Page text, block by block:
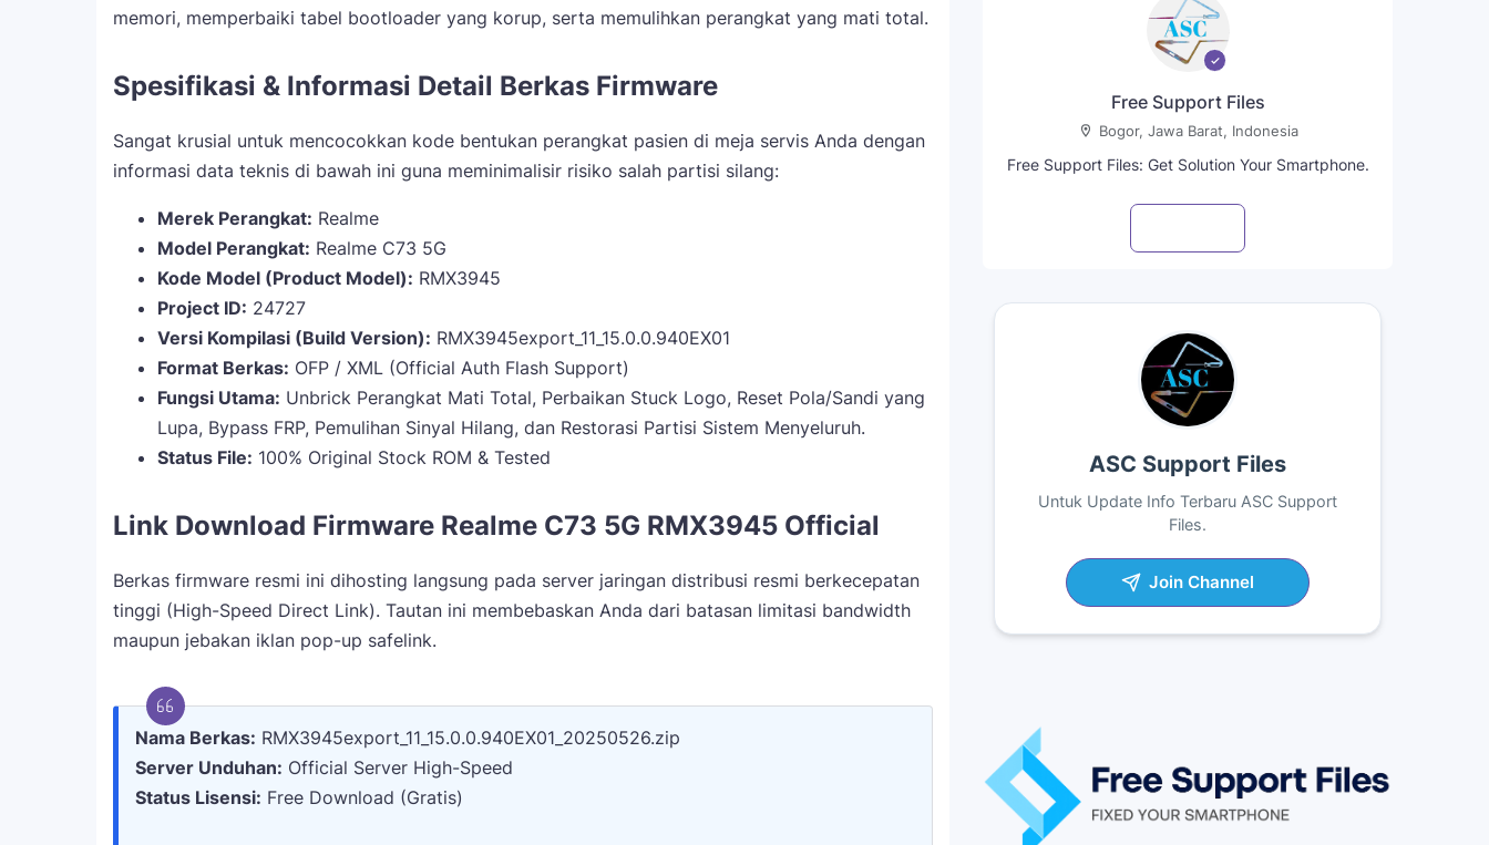
memori, memperbaiki tabel bootloader yang korup, serta memulihkan perangkat yang mati total.
Spesifikasi & Informasi Detail Berkas Firmware
Sangat krusial untuk mencocokkan kode bentukan perangkat pasien di meja servis Anda dengan
informasi data teknis di bawah ini guna meminimalisir risiko salah partisi silang:
Merek Perangkat: Realme
Model Perangkat: Realme C73 5G
Kode Model (Product Model): RMX3945
Project ID: 24727
Versi Kompilasi (Build Version): RMX3945export_11_15.0.0.940EX01
Format Berkas: OFP / XML (Official Auth Flash Support)
Fungsi Utama: Unbrick Perangkat Mati Total, Perbaikan Stuck Logo, Reset Pola/Sandi yang
Lupa, Bypass FRP, Pemulihan Sinyal Hilang, dan Restorasi Partisi Sistem Menyeluruh.
Status File: 100% Original Stock ROM & Tested
Link Download Firmware Realme C73 5G RMX3945 Official
Berkas firmware resmi ini dihosting langsung pada server jaringan distribusi resmi berkecepatan
tinggi (High-Speed Direct Link). Tautan ini membebaskan Anda dari batasan limitasi bandwidth
maupun jebakan iklan pop-up safelink.
Nama Berkas: RMX3945export_11_15.0.0.940EX01_20250526.zip
Server Unduhan: Official Server High-Speed
Status Lisensi: Free Download (Gratis)
Free Support Files
Bogor, Jawa Barat, Indonesia
Free Support Files: Get Solution Your Smartphone.
ASC Support Files
Untuk Update Info Terbaru ASC Support
Files.
Join Channel